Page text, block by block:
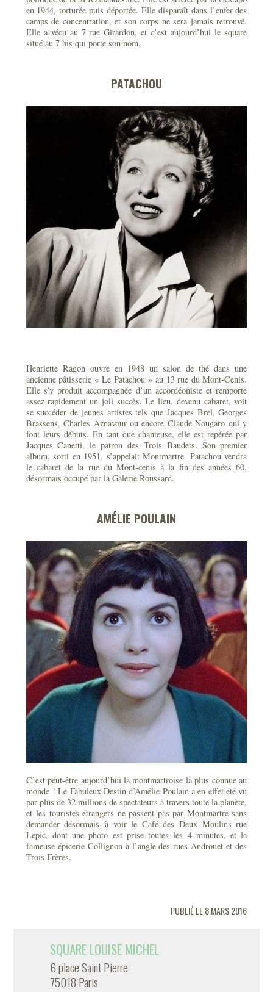
en 1944, torturée puis déportée. Elle disparaît dans l’enfer des
camps de concentration, et son corps ne sera jamais retrouvé.
Elle a vécu au 7 rue Girardon, et c’est aujourd’hui le square
situé au 7 bis qui porte son nom.
PATACHOU
Henriette Ragon ouvre en 1948 un salon de thé dans une
ancienne pâtisserie « Le Patachou » au 13 rue du Mont-Cenis.
Elle s’y produit accompagnée d’un accordéoniste et remporte
assez rapidement un joli succès. Le lieu, devenu cabaret, voit
se succéder de jeunes artistes tels que Jacques Brel, Georges
Brassens, Charles Aznavour ou encore Claude Nougaro qui y
font leurs débuts. En tant que chanteuse, elle est repérée par
Jacques Canetti, le patron des Trois Baudets. Son premier
album, sorti en 1951, s’appelait Montmartre. Patachou vendra
le cabaret de la rue du Mont-cenis à la fin des années 60,
désormais occupé par la Galerie Roussard.
AMÉLIE POULAIN
C’est peut-être aujourd’hui la montmartroise la plus connue au
monde ! Le Fabuleux Destin d’Amélie Poulain a en effet été vu
par plus de 32 millions de spectateurs à travers toute la planète,
et les touristes étrangers ne passent pas par Montmartre sans
demander désormais à voir le Café des Deux Moulins rue
Lepic, dont une photo est prise toutes les 4 minutes, et la
fameuse épicerie Collignon à l’angle des rues Androuet et des
Trois Frères.
PUBLIÉ LE 8 MARS 2016
SQUARE LOUISE MICHEL
6 place Saint Pierre
75018 Paris